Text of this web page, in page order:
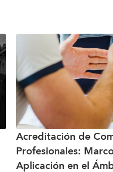
Acreditación de
Profesionales:
Aplicación en el